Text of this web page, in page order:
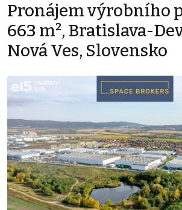
Pronájem výrobního
663 m², Bratislava-
Nová Ves, Slovensko